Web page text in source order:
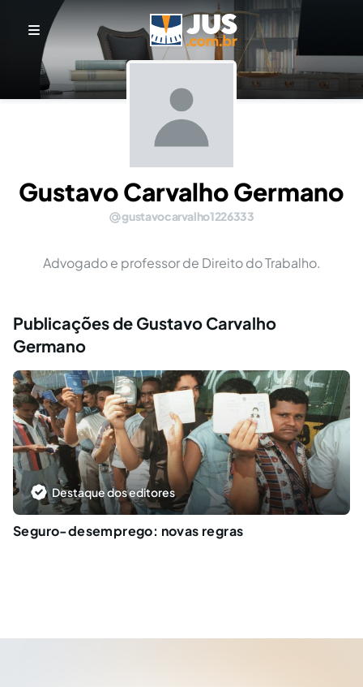
Gustavo Carvalho Germano
gustavocarvalho1226333
Advogado e professor de Direito do Trabalho.
Publicações de Gustavo Carvalho
Germano
Destaque dos editores
Seguro-desemprego: novas regras